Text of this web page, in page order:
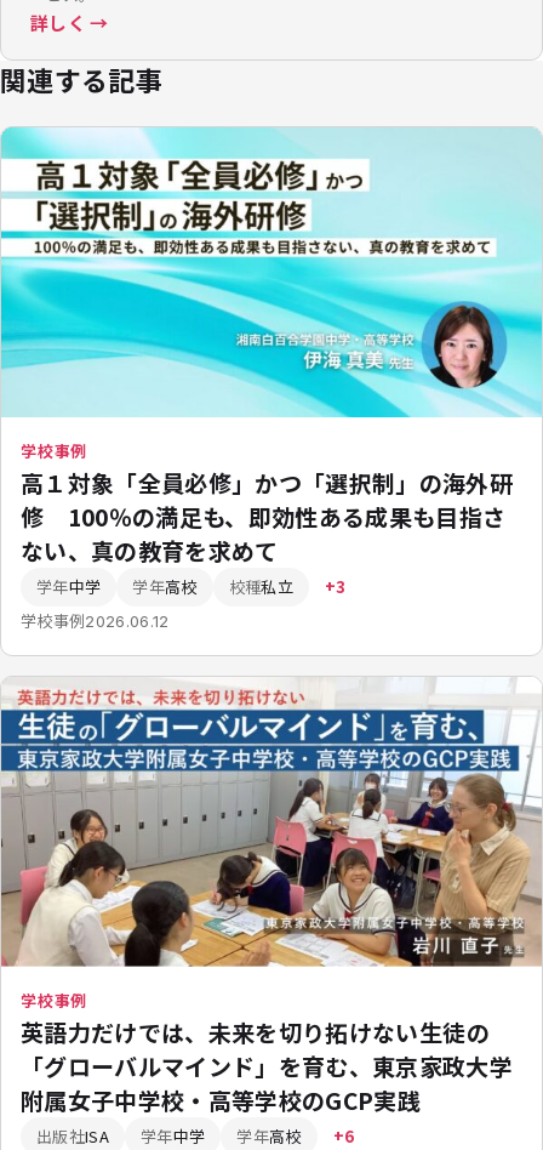
詳しく →
関連する記事
学校事例
高１対象「全員必修」かつ「選択制」の海外研
修 100％の満足も、即効性ある成果も目指さ
ない、真の教育を求めて
学年中学 学年高校 校種私立 +3
学校事例2026.06.12
学校事例
英語力だけでは、未来を切り拓けない――生徒の
「グローバルマインド」を育む、東京家政大学
附属女子中学校・高等学校のGCP実践
出版社ISA 学年中学 学年高校 +6